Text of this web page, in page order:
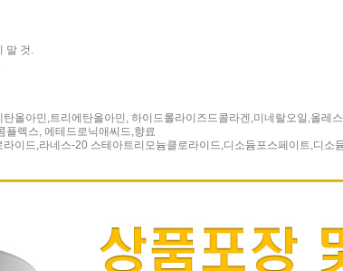
말 것.
올아민,트리에탄올아민, 하이드롤라이즈드콜라겐,미네랄오일,올레
플렉스, 에테드로닉애씨드,향료
이드,라네스-20 스테아트리모늄클로라이드,디소듐포스페이트,디소